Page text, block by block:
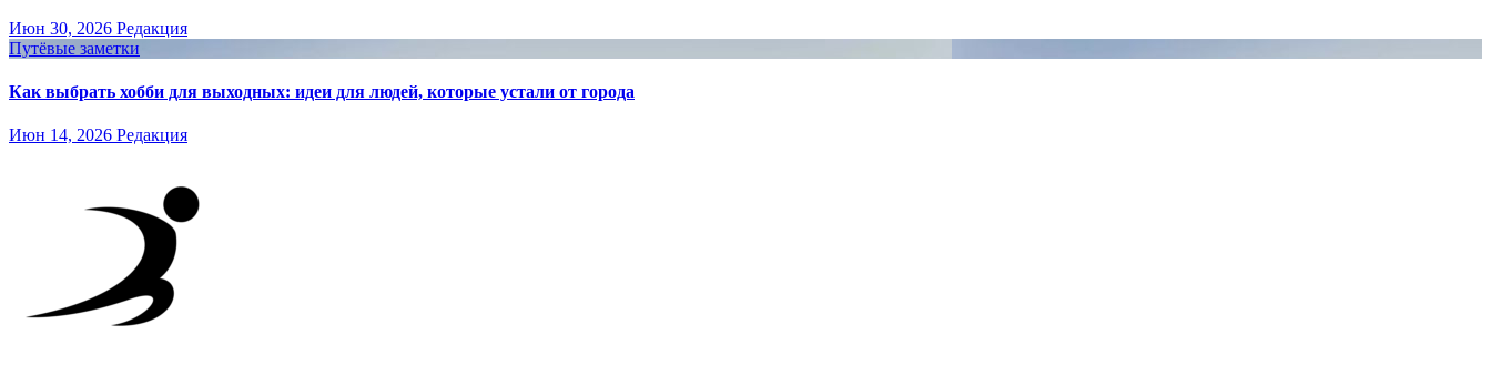
Июн 30, 2026 Редакция
Путёвые заметки
Как выбрать хобби для выходных: идеи для людей, которые устали от города
Июн 14, 2026 Редакция